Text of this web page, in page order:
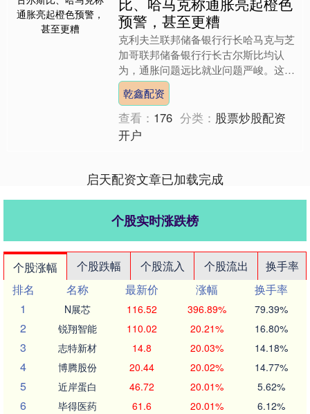
预警，甚至更糟
克利夫兰联邦储备银行行长哈马克与芝
加哥联邦储备银行行长古尔斯比均认
为，通胀问题远比就业问题严峻。这凸
显出二人支持收紧而非放松货币政策的
立场，当前伊朗冲突正推高能....
乾鑫配资
查看： 176 分类： 股票炒股配资
开户
启天配资文章已加载完成
个股实时涨跌榜
个股涨幅 个股跌幅 个股流入 个股流出
换手率
排名
名称 最新价 涨幅
换手率
1
N展芯 116.52 396.89% 79.39%
2 锐翔智能 110.02 20.21% 16.80%
3 志特新材 14.8 20.03% 14.18%
4 博腾股份 20.44 20.02% 14.77%
5 近岸蛋白 46.72 20.01% 5.62%
6 毕得医药 61.6 20.01% 6.12%